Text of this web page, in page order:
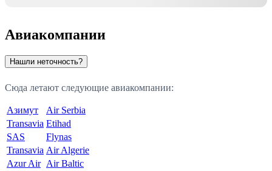
Авиакомпании
Нашли неточность?
Сюда летают следующие авиакомпании:
Азимут
Air Serbia
Transavia Etihad
SAS
Flynas
Transavia Air Algerie
Azur Air Air Baltic